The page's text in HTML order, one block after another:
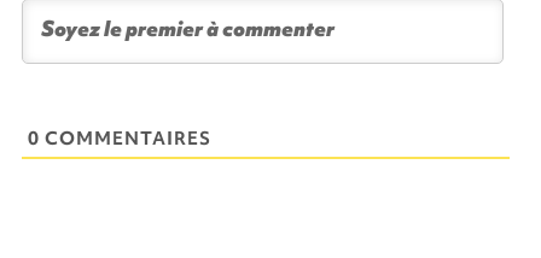
0 COMMENTAIRES